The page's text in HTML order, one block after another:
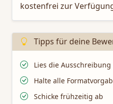
kostenfrei zur
Tipps für deine
Lies die
Halte alle
Schicke frühzeitig ab